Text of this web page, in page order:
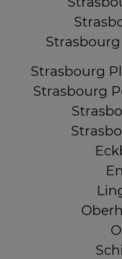
Strasbourg
Strasbourg